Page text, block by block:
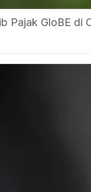
Pajak GloBE di